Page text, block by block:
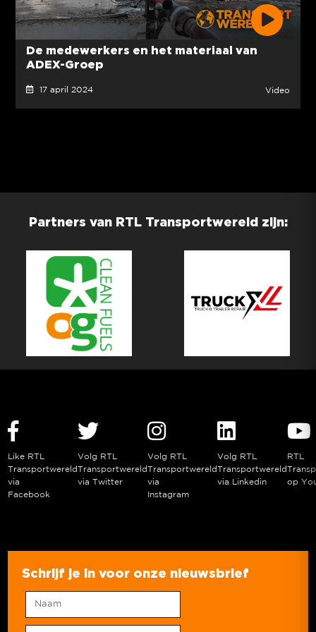
De medewerkers en het materiaal van
ADEX-Groep
17 april 2024 Video
Partners van RTL Transportwereld zijn:
Like RTL
Transportwereld
via
Facebook
Volg RTL
Transportwereld
via Twitter
Volg RTL
Transportwereld
via
Instagram
Volg RTL
Transportwereld
via Linkedin
RTL
op
Schrijf je in voor onze nieuwsbrief